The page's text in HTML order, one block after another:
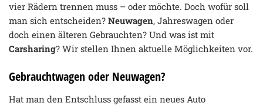
vier Rädern trennen muss – oder möchte. Doch wofür soll
man sich entscheiden? Neuwagen, Jahreswagen oder
doch einen älteren Gebrauchten? Und was ist mit
Carsharing? Wir stellen Ihnen aktuelle Möglichkeiten vor.
Gebrauchtwagen oder Neuwagen?
Hat man den Entschluss gefasst ein neues Auto